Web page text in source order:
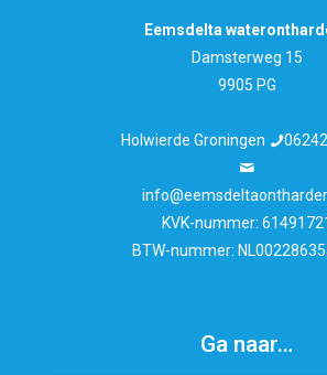
Eemsdelta
Damsterweg 15
9905 PG
Holwierde Groningen
KVK-nummer:
BTW-nummer:
Ga naar…